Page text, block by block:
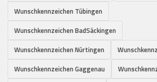
Wunschkennzeichen Tübingen
Wunschkennzeichen BadSäckingen
Wunschkennzeichen Nürtingen
Wunschkennzeichen Gaggenau